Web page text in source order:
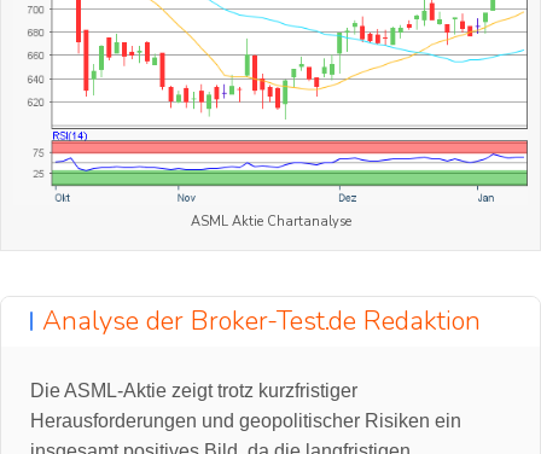
ASML Aktie Chartanalyse
Analyse der Broker-Test.de Redaktion
Die ASML-Aktie zeigt trotz kurzfristiger
Herausforderungen und geopolitischer Risiken ein